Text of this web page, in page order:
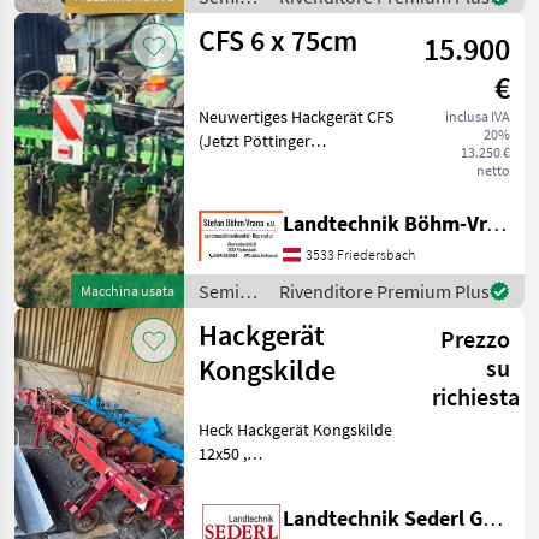
Reihenabstand 1
e cura /
Garford
Macchina usata
CFS 6 x 75cm
15.900
€
inclusa IVA
20%
13.250 €
netto
Neuwertiges Hackgerät CFS
(Jetzt Pöttinger
6x75cm, inkl. große
Pflanzenschutzscheiben,
hydr. Verschiebrahmen
(daher a
Landtechnik Böhm-Vrana GmbH
3533 Friedersbach
Semina
e cura /
CFS
Rivenditore Premium Plus
Hackgerät
Kongskilde
Prezzo
su
richiesta
Heck Hackgerät Kongskilde
12x50 ,
Spurkranzräder, technisch
und Optisch Komplett in
Landtechnik Sederl GmbH